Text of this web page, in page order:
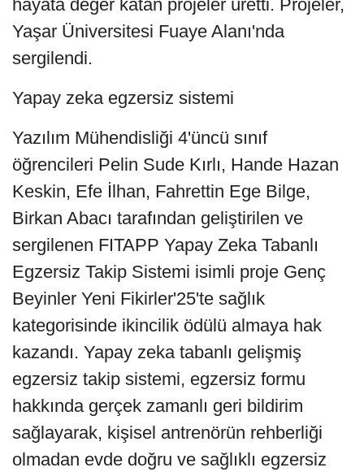
hayata değer katan projeler üretti. Projeler,
Yaşar Üniversitesi Fuaye Alanı'nda
sergilendi.
Yapay zeka egzersiz sistemi
Yazılım Mühendisliği 4'üncü sınıf
öğrencileri Pelin Sude Kırlı, Hande Hazan
Keskin, Efe İlhan, Fahrettin Ege Bilge,
Birkan Abacı tarafından geliştirilen ve
sergilenen FITAPP Yapay Zeka Tabanlı
Egzersiz Takip Sistemi isimli proje Genç
Beyinler Yeni Fikirler'25'te sağlık
kategorisinde ikincilik ödülü almaya hak
kazandı. Yapay zeka tabanlı gelişmiş
egzersiz takip sistemi, egzersiz formu
hakkında gerçek zamanlı geri bildirim
sağlayarak, kişisel antrenörün rehberliği
olmadan evde doğru ve sağlıklı egzersiz